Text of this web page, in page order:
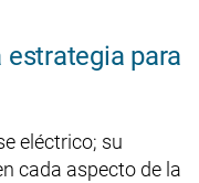
para
eléctrico; su
cada aspecto de la